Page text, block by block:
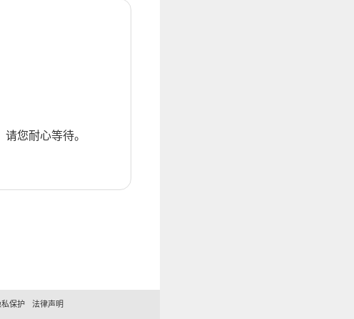
您耐心等待。
私保护 法律声明